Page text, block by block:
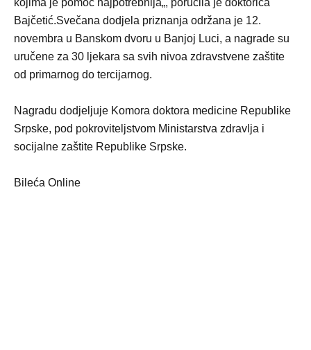
Bajčetić.Svečana dodjela priznanja održana je 12.
novembra u Banskom dvoru u Banjoj Luci, a nagrade su
uručene za 30 ljekara sa svih nivoa zdravstvene zaštite
od primarnog do tercijarnog.
Nagradu dodjeljuje Komora doktora medicine Republike
Srpske, pod pokroviteljstvom Ministarstva zdravlja i
socijalne zaštite Republike Srpske.
Bileća Online